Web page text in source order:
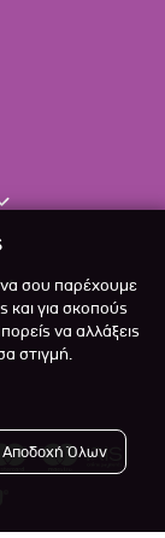
σου παρέχουμε
και για σκοπούς
να αλλάξεις
στιγμή.
Αποδοχή Όλων